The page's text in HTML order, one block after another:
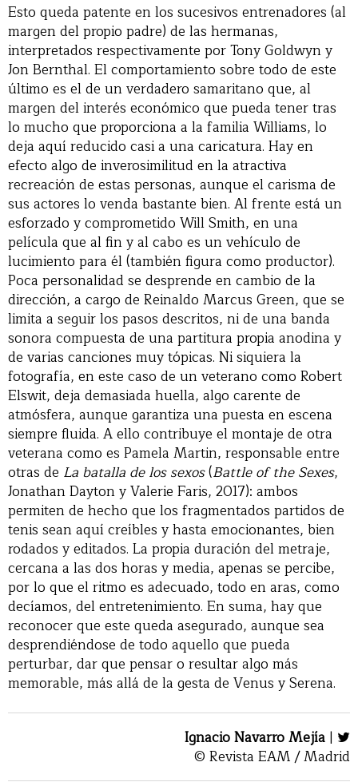
Esto queda patente en los sucesivos entrenadores (al
margen del propio padre) de las hermanas,
interpretados respectivamente por Tony Goldwyn y
Jon Bernthal. El comportamiento sobre todo de este
último es el de un verdadero samaritano que, al
margen del interés económico que pueda tener tras
lo mucho que proporciona a la familia Williams, lo
deja aquí reducido casi a una caricatura. Hay en
efecto algo de inverosimilitud en la atractiva
recreación de estas personas, aunque el carisma de
sus actores lo venda bastante bien. Al frente está un
esforzado y comprometido Will Smith, en una
película que al fin y al cabo es un vehículo de
lucimiento para él (también figura como productor).
Poca personalidad se desprende en cambio de la
dirección, a cargo de Reinaldo Marcus Green, que se
limita a seguir los pasos descritos, ni de una banda
sonora compuesta de una partitura propia anodina y
de varias canciones muy tópicas. Ni siquiera la
fotografía, en este caso de un veterano como Robert
Elswit, deja demasiada huella, algo carente de
atmósfera, aunque garantiza una puesta en escena
siempre fluida. A ello contribuye el montaje de otra
veterana como es Pamela Martin, responsable entre
otras de La batalla de los sexos(Battle of the Sexes,
Jonathan Dayton y Valerie Faris, 2017): ambos
permiten de hecho que los fragmentados partidos de
tenis sean aquí creíbles y hasta emocionantes, bien
rodados y editados. La propia duración del metraje,
cercana a las dos horas y media, apenas se percibe,
por lo que el ritmo es adecuado, todo en aras, como
decíamos, del entretenimiento. En suma, hay que
reconocer que este queda asegurado, aunque sea
desprendiéndose de todo aquello que pueda
perturbar, dar que pensar o resultar algo más
memorable, más allá de la gesta de Venus y Serena.
Ignacio Navarro Mejía |
© Revista EAM / Madrid